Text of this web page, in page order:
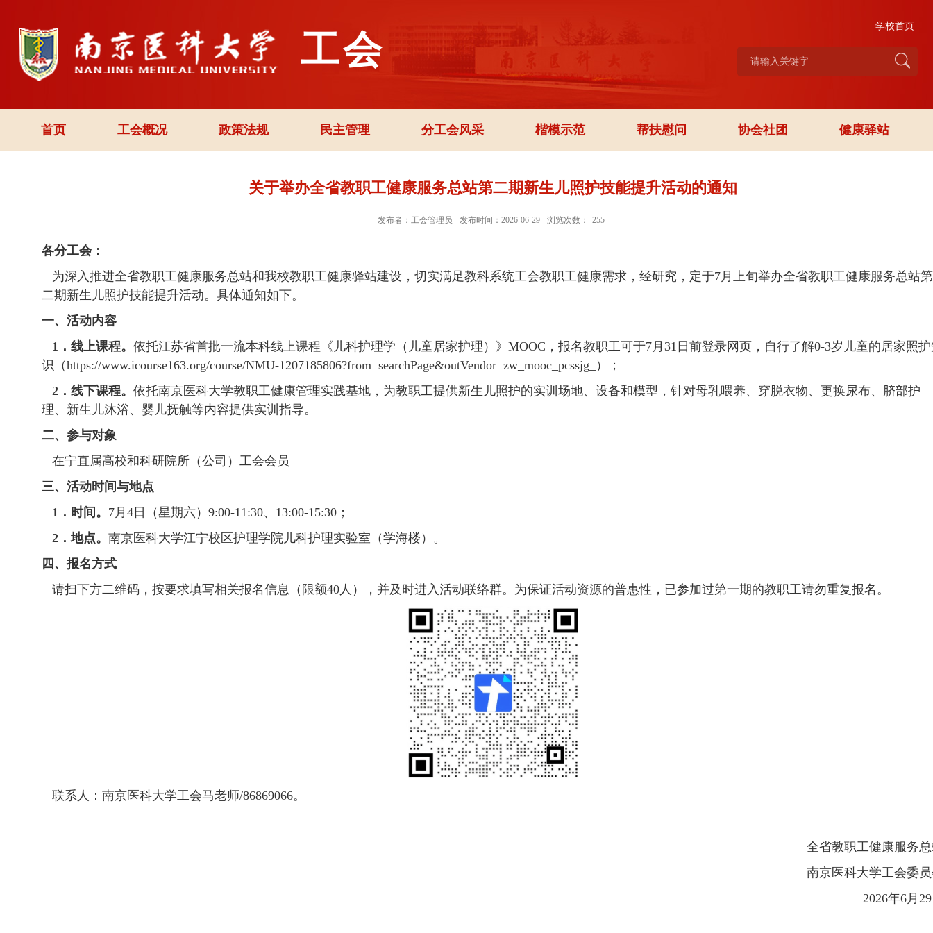
工会
学校首页
首页 工会概况 政策法规 民主管理 分工会风采 楷模示范 帮扶慰问 协会社团 健康驿站
关于举办全省教职工健康服务总站第二期新生儿照护技能提升活动的通知
发布者：工会管理员 发布时间：2026-06-29 浏览次数： 255
各分工会：
为深入推进全省教职工健康服务总站和我校教职工健康驿站建设，切实满足教科系统工会教职工健康需求，经研究，定于7月上旬举办全省教职工健康服务总站第
二期新生儿照护技能提升活动。具体通知如下。
一、活动内容
1．线上课程。 依托江苏省首批一流本科线上课程《儿科护理学（儿童居家护理）》MOOC，报名教职工可于7月31日前登录网页，自行了解0-3岁儿童的居家照
识（https://www.icourse163.org/course/NMU-1207185806?from=searchPage&outVendor=zw_mooc_pcssjg_）；
2．线下课程。 依托南京医科大学教职工健康管理实践基地，为教职工提供新生儿照护的实训场地、设备和模型，针对母乳喂养、穿脱衣物、更换尿布、脐部护
理、新生儿沐浴、婴儿抚触等内容提供实训指导。
二、参与对象
在宁直属高校和科研院所（公司）工会会员
三、活动时间与地点
1．时间。 7月4日（星期六）9:00-11:30、13:00-15:30；
2．地点。 南京医科大学江宁校区护理学院儿科护理实验室（学海楼）。
四、报名方式
请扫下方二维码，按要求填写相关报名信息（限额40人），并及时进入活动联络群。为保证活动资源的普惠性，已参加过第一期的教职工请勿重复报名。
联系人：南京医科大学工会马老师/86869066。
全省教职工健康服务总
南京医科大学工会委员
2026年6月29